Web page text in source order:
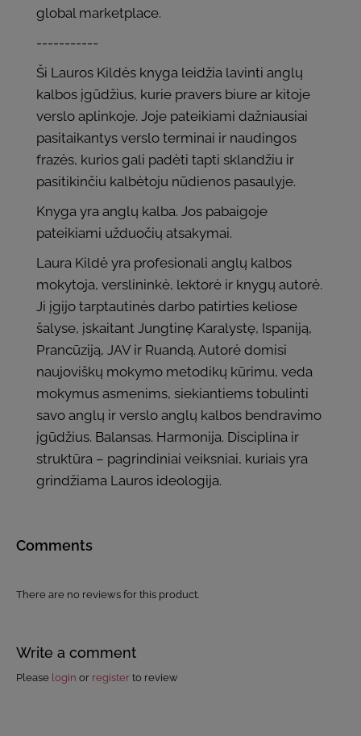
global marketplace.
-----------
Ši Lauros Kildės knyga leidžia lavinti anglų
kalbos įgūdžius, kurie pravers biure ar kitoje
verslo aplinkoje. Joje pateikiami dažniausiai
pasitaikantys verslo terminai ir naudingos
frazės, kurios gali padėti tapti sklandžiu ir
pasitikinčiu kalbėtoju nūdienos pasaulyje.
Knyga yra anglų kalba. Jos pabaigoje
pateikiami užduočių atsakymai.
Laura Kildė yra profesionali anglų kalbos
mokytoja, verslininkė, lektorė ir knygų autorė.
Ji įgijo tarptautinės darbo patirties keliose
šalyse, įskaitant Jungtinę Karalystę, Ispaniją,
Prancūziją, JAV ir Ruandą. Autorė domisi
naujoviškų mokymo metodikų kūrimu, veda
mokymus asmenims, siekiantiems tobulinti
savo anglų ir verslo anglų kalbos bendravimo
įgūdžius. Balansas. Harmonija. Disciplina ir
struktūra – pagrindiniai veiksniai, kuriais yra
grindžiama Lauros ideologija.
Comments
There are no reviews for this product.
Write a comment
Please login or register to review